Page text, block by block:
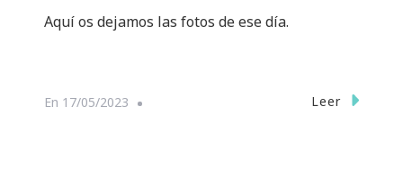
Aquí os dejamos las fotos de ese día.
En 17/05/2023 Leer